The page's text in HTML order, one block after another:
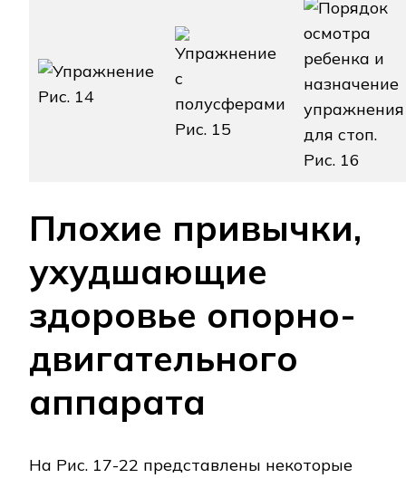
Рис. 14
Рис. 15
Рис. 16
Плохие привычки,
ухудшающие
здоровье опорно-
двигательного
аппарата
На Рис. 17-22 представлены некоторые